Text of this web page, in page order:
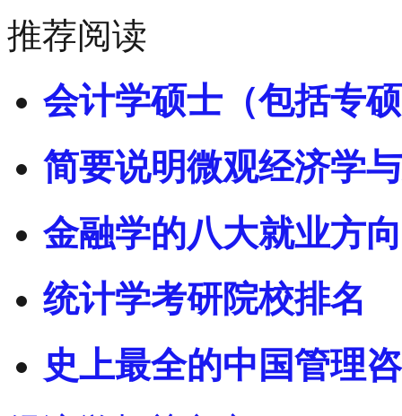
推荐阅读
会计学硕士（包括专
简要说明微观经济学
金融学的八大就业方
统计学考研院校排名
史上最全的中国管理